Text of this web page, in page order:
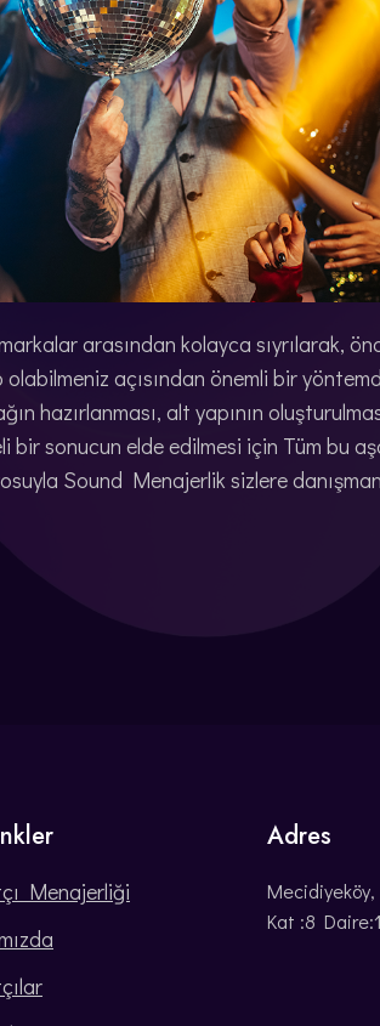
arasından kolayca sıyrılarak,
açısından önemli bir
hazırlanması, alt yapının
bir sonucun elde edilmesi için Tüm bu
Sound Menajerlik sizlere
Menajerliği
Adres
Kat :8